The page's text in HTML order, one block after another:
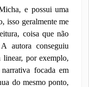
e possui uma
isso geralmente me
coisa que não
autora conseguiu
por exemplo,
focada em
do mesmo ponto,